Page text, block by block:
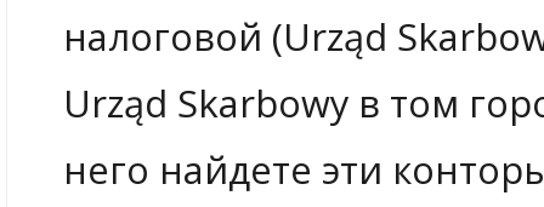
налоговой (Urząd
Urząd Skarbowy в том
него найдете эти